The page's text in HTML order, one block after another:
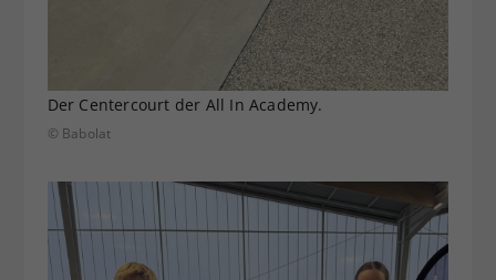
Der Centercourt der All In Academy.
© Babolat